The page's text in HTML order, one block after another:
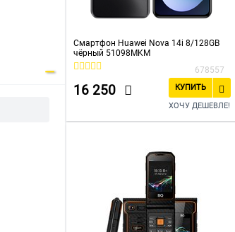
Смартфон Huawei Nova 14i 8/128GB
чёрный 51098MKM
678557
16 250
КУПИТЬ
ХОЧУ ДЕШЕВЛЕ!